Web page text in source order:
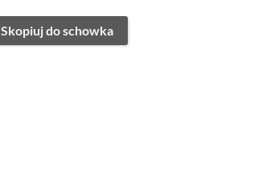
Skopiuj do schowka